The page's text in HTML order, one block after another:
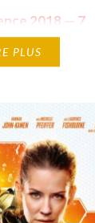
2018 — 7
du meilleur
— 6 Bafta
PLUS